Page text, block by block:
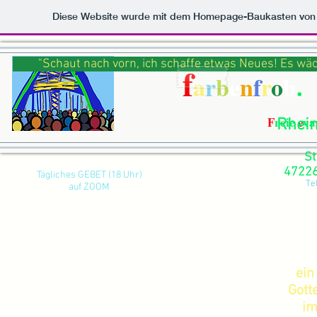
Diese Website wurde mit dem Homepage-Baukasten
farb nfroh .
Freiee
"Schaut nach vorn, ich schaffe etwas Neues! Es
Tägliches GEBET (18 Uhr)
auf ZOOM
ein